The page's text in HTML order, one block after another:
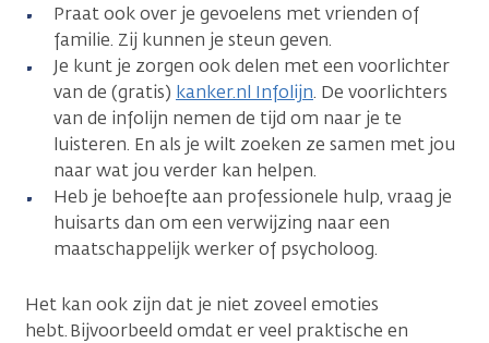
Praat ook over je gevoelens met vrienden of
familie. Zij kunnen je steun geven.
Je kunt je zorgen ook delen met een voorlichter
van de (gratis) kanker.nl Infolijn. De voorlichters
van de infolijn nemen de tijd om naar je te
luisteren. En als je wilt zoeken ze samen met jou
naar wat jou verder kan helpen.
Heb je behoefte aan professionele hulp, vraag je
huisarts dan om een verwijzing naar een
maatschappelijk werker of psycholoog.
Het kan ook zijn dat je niet zoveel emoties
hebt. Bijvoorbeeld omdat er veel praktische en